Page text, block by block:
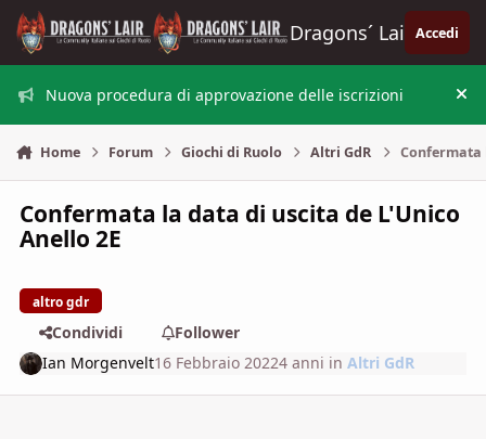
Vai al contenuto
Dragons´ Lair Accedi
Nuova procedura di approvazione delle iscrizioni
Home Forum Giochi di Ruolo Altri GdR Confermata
Confermata la data di uscita de L'Unico
Anello 2E
altro gdr
Condividi
Follower
Ian Morgenvelt16 Febbraio 20224 anni inAltri GdR